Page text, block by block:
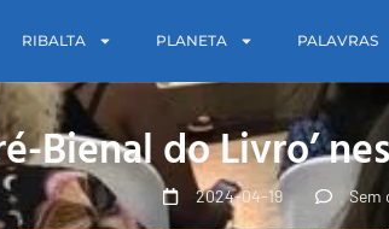
RIBALTA PLANETA PALAVRAS
Bienal do Livro’
2024-04-19 Sem